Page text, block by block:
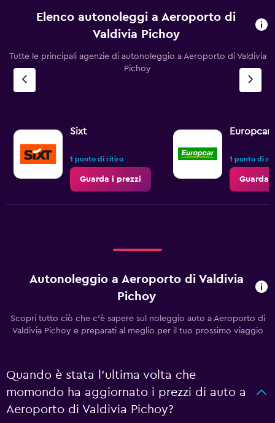
Elenco autonoleggi a Aeroporto di
Valdivia Pichoy
Tutte le principali agenzie di autonoleggio a Aeroporto di Valdivia
Pichoy
Sixt
1 punto di ritiro
Guarda i prezzi
Europcar
1 punto di
Guarda
Autonoleggio a Aeroporto di Valdivia
Pichoy
Scopri tutto ciò che c'è sapere sul noleggio auto a Aeroporto di
Valdivia Pichoy e preparati al meglio per il tuo prossimo viaggio
Quando è stata l'ultima volta che
momondo ha aggiornato i prezzi di auto a
Aeroporto di Valdivia Pichoy?